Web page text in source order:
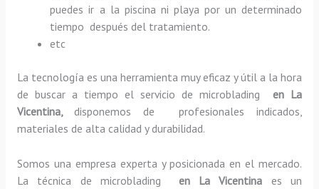
puedes ir a la piscina ni playa por un determinado
tiempo después del tratamiento.
etc
La tecnología es una herramienta muy eficaz y útil a la hora
de buscar a tiempo el servicio de microblading en La
Vicentina, disponemos de profesionales indicados,
materiales de alta calidad y durabilidad.
Somos una empresa experta y posicionada en el mercado.
La técnica de microblading en La Vicentina es un